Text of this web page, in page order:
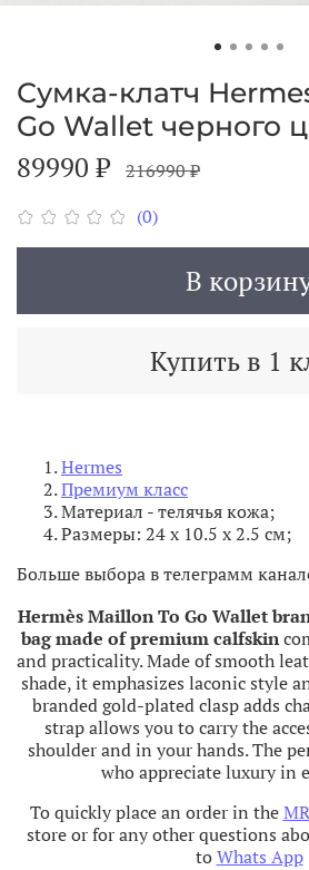
(0)
Сумка-клатч
Go Wallet черного
89990 ₽ 216990 ₽
В
Купить в 1
Hermes
Премиум класс
Материал - телячьякожа;
Размеры: 24 x 10.5 x 2.5 см;
Больше выборав телеграмм
Hermès Maillon To Go Wallet
bag made of premium calfskin
and practicality. Made of smooth
shade, it emphasizes laconic style
branded gold-plated clasp adds
strap allows you to carry the
shoulder and in your hands. The
who appreciate luxury in
To quickly place an order in the
store or for any other questions
to Whats App